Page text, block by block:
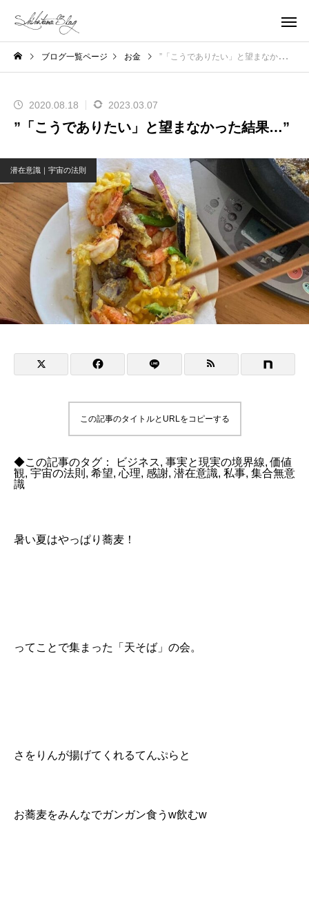
ブログ一覧ページ お金 ”「こうでありたい」と望まなかった結果…”
2020.08.18 2023.03.07
”「こうでありたい」と望まなかった結果…”
潜在意識｜宇宙の法則
この記事のタイトルとURLをコピーする
◆この記事のタグ： ビジネス, 事実と現実の境界線,価値
観, 宇宙の法則 , 希望, 心理, 感謝, 潜在意識, 私事, 集合無意
識
暑い夏はやっぱり蕎麦！
ってことで集まった「天そば」の会。
さをりんが揚げてくれるてんぷらと
お蕎麦をみんなでガンガン食うw飲むw